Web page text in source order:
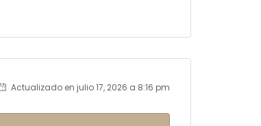
Actualizado en julio 17, 2026 a 8:16 pm